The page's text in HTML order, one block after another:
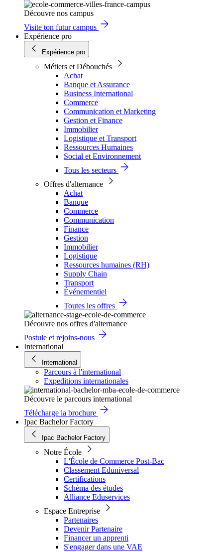
Découvre nos campus
Visite ton futur campus
Expérience pro
Expérience pro
Métiers et Débouchés
Achat
Banque et Assurance
Business International
Commerce
Communication et Marketing
Gestion et Finance
Immobilier
Logistique et Transport
Ressources Humaines
Social et Environnement
Tous les secteurs
Offres d'alternance
Achat
Banque
Commerce
Communication
Finance
Gestion
Immobilier
Logistique
Ressources humaines (RH)
Supply Chain
Transport
Événementiel
Toutes les offres
Découvre nos offres d'alternance
Postule et rejoins-nous
International
International
Parcours à l'international
Expeditions internationales
Découvre le parcours international
Télécharge la brochure
Ipac Bachelor Factory
Ipac Bachelor Factory
Notre École
L'École de Commerce Post-Bac
Classement Eduniversal
Certifications
Schéma des études
Alliance Eduservices
Espace Entreprise
Partenaires
Devenir Partenaire
Financer un apprenti
S'engager dans une VAE